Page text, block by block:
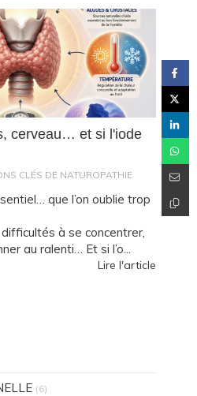
cerveau… et si l'iode
CLÉS DE NATUROPATHIE
que l’on oublie trop
à se concentrer,
au ralenti… Et si l’o...
Lire l'article
(6)